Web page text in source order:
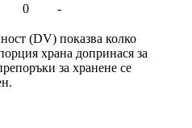
0 -
(DV) показва колко
храна допринася за
за хранене се